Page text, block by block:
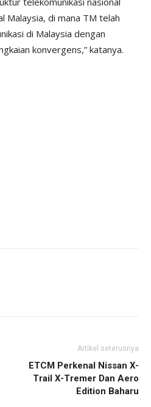
Malaysia, di mana TM telah
di Malaysia dengan
konvergens,” katanya.
Artikel seterusnya
ETCM Perkenal Nissan X-
Trail X-Tremer Dan Aero
Edition Baharu